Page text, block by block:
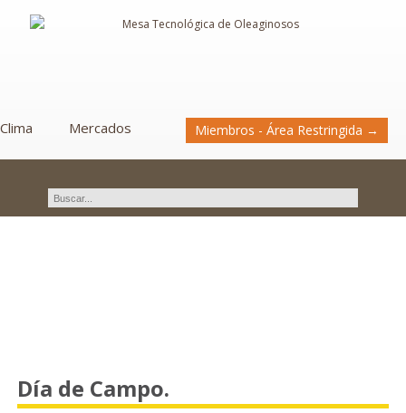
Clima Mercados Miembros - Área Restringida →
Día de Campo.